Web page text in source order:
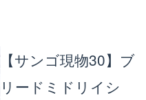
【サンゴ現物30】ブ
リードミドリイシ